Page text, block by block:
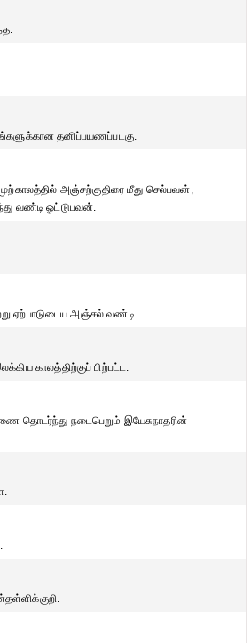
தனிப்பயணப்படகு.
அஞ்சற்குதிரை மீது செல்பவன்,
வண்டி ஓட்டுபவன்.
ஏற்பாடுடைய அஞ்சல் வண்டி.
காலத்திற்குப் பிற்பட்ட.
தொடர்ந்து நடைபெறும் இயேசுநாதரின்